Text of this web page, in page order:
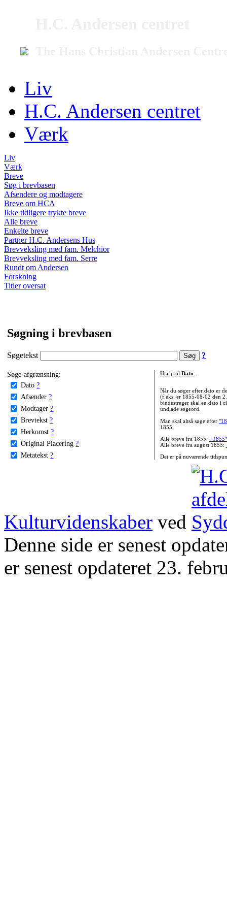
Liv
H.C. Andersen centret
Værk
Liv
Værk
Breve
Søg i brevbasen
Afsendere og modtagere
Breve om HCA
Ikke tidligere trykte breve
Alle breve
Enkelte breve
Partner H.C. Andersens Hus
Brevveksling med fam. Melchior
Brevveksling med fam. Serre
Rundt om Andersen
Forskning
Titler oversat
Søgning i brevbasen
Søgetekst ?
Søge-afgrænsning:
Dato ?
Afsender ?
Modtager ?
Brevtekst ?
Herkomst ?
Original Placering ?
Metatekst ?
Hjælp til Dato:
Når du søger efter dato er
(f.eks. er 1855-08-02 den
bindestreger skal en dato i
undlade søgeord.
Man skal altså søge efter
1855.
Alle breve fra 1855:
Alle breve fra august 1855:
Det er på nuværende
Kulturvidenskaber ved
Denne side er senest
er senest opdateret 23.